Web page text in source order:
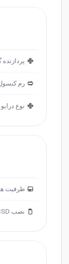
رم
نوع
ظرفیت
نصب SSD